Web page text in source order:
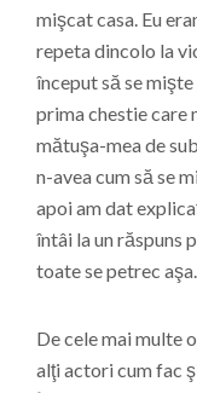
mişcat casa. Eu
repeta dincolo la
început să se
prima chestie care
mătuşa-mea de
n-avea cum să se
apoi am dat
întâi la un răspuns
toate se petrec aşa.
De cele mai multe
alţi actori cum fac